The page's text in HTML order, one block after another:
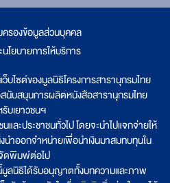
ครองข้อมูลส่วนบุคคล
โยบายการให้บริการ
บไซต์ของมูลนิธิโครงการสารานุกรมไทย
นับสนุนการผลิตหนังสือสารานุกรมไทย
บเยาวชนฯ
และประชาชนทั่วไป โดยจะนำไปแจกจ่ายให้
งนำออกจำหน่ายเพื่อนำเงินมาสมทบทุนใน
ดพิมพ์ต่อไป
มูลนิธิได้รับอนุญาตทั้งบทความและภาพ